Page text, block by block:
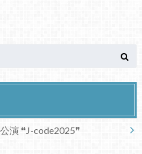
演 ❝J-code2025❞